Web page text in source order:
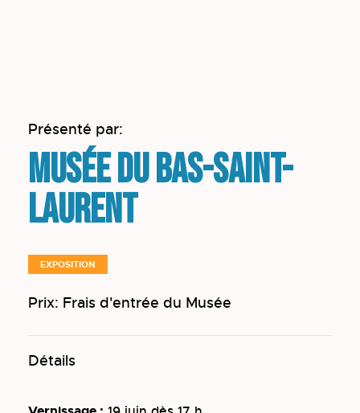
Présenté par:
Musée du Bas-Saint-
Laurent
EXPOSITION
Prix: Frais d'entrée du Musée
Détails